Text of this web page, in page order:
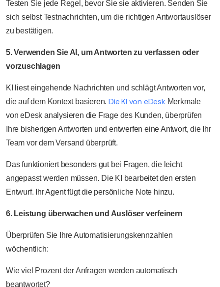
Testen Sie jede Regel, bevor Sie sie aktivieren. Senden Sie
sich selbst Testnachrichten, um die richtigen Antwortauslöser
zu bestätigen.
5. Verwenden Sie AI, um Antworten zu verfassen oder
vorzuschlagen
KI liest eingehende Nachrichten und schlägt Antworten vor,
die auf dem Kontext basieren.Die KI von eDesk Merkmale
von eDesk analysieren die Frage des Kunden, überprüfen
Ihre bisherigen Antworten und entwerfen eine Antwort, die Ihr
Team vor dem Versand überprüft.
Das funktioniert besonders gut bei Fragen, die leicht
angepasst werden müssen. Die KI bearbeitet den ersten
Entwurf. Ihr Agent fügt die persönliche Note hinzu.
6. Leistung überwachen und Auslöser verfeinern
Überprüfen Sie Ihre Automatisierungskennzahlen
wöchentlich:
Wie viel Prozent der Anfragen werden automatisch
beantwortet?